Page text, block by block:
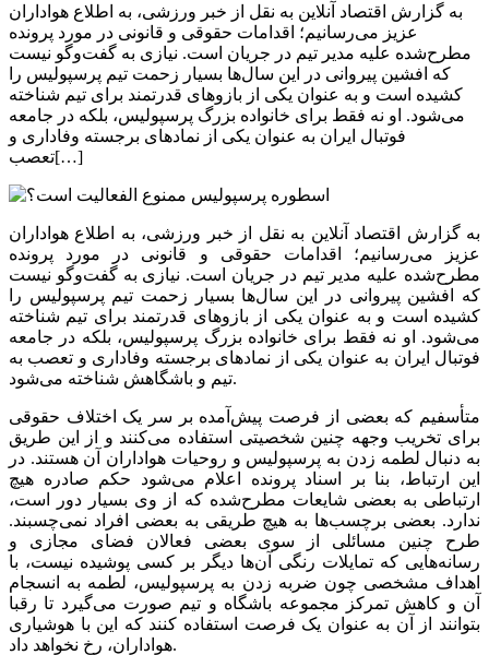
به گزارش اقتصاد آنلاین به نقل از خبر ورزشی، به اطلاع هواداران
عزیز می‌رسانیم؛ اقدامات حقوقی و قانونی در مورد پرونده
مطرح‌شده علیه مدیر تیم در جریان است. نیازی به گفت‌وگو نیست
که افشین پیروانی در این سال‌ها بسیار زحمت تیم پرسپولیس را
کشیده است و به عنوان یکی از بازوهای قدرتمند برای تیم شناخته
می‌شود. او نه فقط برای خانواده بزرگ پرسپولیس، بلکه در جامعه
فوتبال ایران به عنوان یکی از نمادهای برجسته وفاداری و
تعصب[…]
به گزارش اقتصاد آنلاین به نقل از خبر ورزشی، به اطلاع هواداران
عزیز می‌رسانیم؛ اقدامات حقوقی و قانونی در مورد پرونده
مطرح‌شده علیه مدیر تیم در جریان است. نیازی به گفت‌وگو نیست
که افشین پیروانی در این سال‌ها بسیار زحمت تیم پرسپولیس را
کشیده است و به عنوان یکی از بازوهای قدرتمند برای تیم شناخته
می‌شود. او نه فقط برای خانواده بزرگ پرسپولیس، بلکه در جامعه
فوتبال ایران به عنوان یکی از نمادهای برجسته وفاداری و تعصب به
تیم و باشگاهش شناخته می‌شود.
متأسفیم که بعضی از فرصت پیش‌آمده بر سر یک اختلاف حقوقی
برای تخریب وجهه چنین شخصیتی استفاده می‌کنند و از این طریق
به دنبال لطمه زدن به پرسپولیس و روحیات هواداران آن هستند. در
این ارتباط، بنا بر اسناد پرونده اعلام می‌شود حکم صادره هیچ
ارتباطی به بعضی شایعات مطرح‌شده که از وی بسیار دور است،
ندارد. بعضی برچسب‌ها به هیچ طریقی به بعضی افراد نمی‌چسبند.
طرح چنین مسائلی از سوی بعضی فعالان فضای مجازی و
رسانه‌هایی که تمایلات رنگی آن‌ها دیگر بر کسی پوشیده نیست، با
اهداف مشخصی چون ضربه زدن به پرسپولیس، لطمه به انسجام
آن و کاهش تمرکز مجموعه باشگاه و تیم صورت می‌گیرد تا رقبا
بتوانند از آن به عنوان یک فرصت استفاده کنند که این با هوشیاری
هواداران، رخ نخواهد داد.